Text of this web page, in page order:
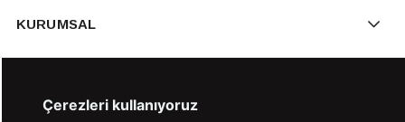
KURUMSAL
Çerezleri kullanıyoruz